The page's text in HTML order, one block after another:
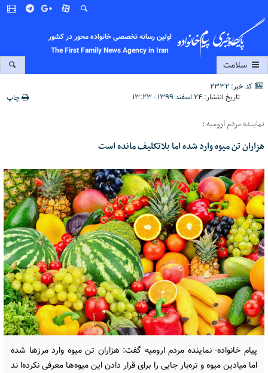
اولین رسانه تخصصی خانواده محور در کشور
The First Family News Agency in Iran
سلامت
کد خبر: 2332
تاریخ انتشار:۲۴ اسفند ۱۳۹۹ - ۱۳:۲۳ چاپ
نماینده مردم ارومیه :
هزاران تن میوه وارد شده اما بلاتکلیف مانده است
پیام خانواده- نماینده مردم ارومیه گفت: هزاران تن میوه وارد مرزها شده
اما میادین میوه و تره‌بار جایی را برای قرار دادن این میوه‌ها معرفی نکرده‌ا ند